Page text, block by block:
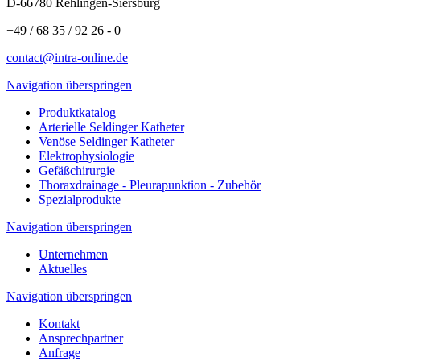
+49 / 68 35 / 92 26 - 0
contact@intra-online.de
Navigation überspringen
Produktkatalog
Arterielle Seldinger Katheter
Venöse Seldinger Katheter
Elektrophysiologie
Gefäßchirurgie
Thoraxdrainage - Pleurapunktion - Zubehör
Spezialprodukte
Navigation überspringen
Unternehmen
Aktuelles
Navigation überspringen
Kontakt
Ansprechpartner
Anfrage